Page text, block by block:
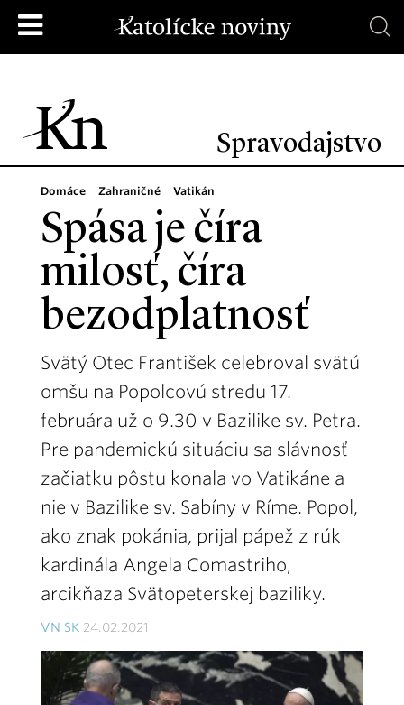
Spravodajstvo
Domáce Zahraničné Vatikán
Spása je číra
milosť, číra
bezodplatnosť
Svätý Otec František celebroval svätú
omšu na Popolcovú stredu 17.
februára už o 9.30 v Bazilike sv. Petra.
Pre pandemickú situáciu sa slávnosť
začiatku pôstu konala vo Vatikáne a
nie v Bazilike sv. Sabíny v Ríme. Popol,
ako znak pokánia, prijal pápež z rúk
kardinála Angela Comastriho,
arcikňaza Svätopeterskej baziliky.
VN SK 24.02.2021